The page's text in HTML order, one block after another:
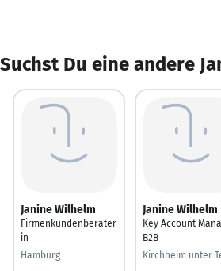
Suchst Du eine andere
Janine Wilhelm
Firmenkundenberater
in
Hamburg
Janine Wilhelm
Key Account
B2B
Kirchheim unter